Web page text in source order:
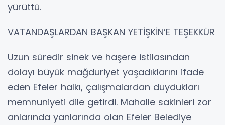
yürüttü.
VATANDAŞLARDAN BAŞKAN YETİŞKİN’E TEŞEKKÜR
Uzun süredir sinek ve haşere istilasından
dolayı büyük mağduriyet yaşadıklarını ifade
eden Efeler halkı, çalışmalardan duydukları
memnuniyeti dile getirdi. Mahalle sakinleri zor
anlarında yanlarında olan Efeler Belediye